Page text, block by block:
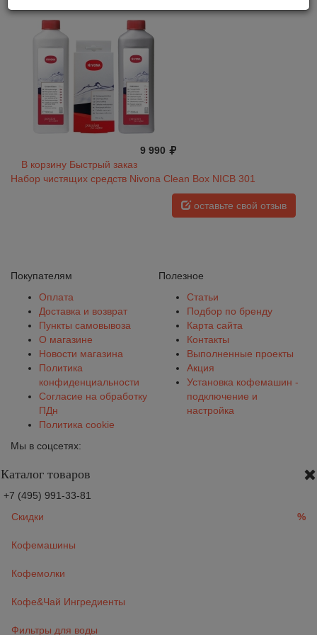
9 990
В корзину Быстрый заказ
Набор чистящих средств Nivona Clean Box NICB 301
оставьте свой отзыв
Покупателям
Оплата
Доставка и возврат
Пункты самовывоза
О магазине
Новости магазина
Политика
конфиденциальности
Согласие на обработку
ПДн
Политика cookie
Полезное
Статьи
Подбор по бренду
Карта сайта
Контакты
Выполненные проекты
Акция
Установка кофемашин -
подключение и
настройка
Мы в соцсетях:
Каталог товаров
+7 (495) 991-33-81
Скидки
%
Кофемашины
Кофемолки
Кофе&Чай Ингредиенты
Фильтры для воды